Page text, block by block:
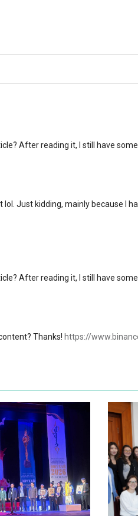
After reading it, I still have
lol. Just kidding, mainly because I
After reading it, I still have
Thanks! https://